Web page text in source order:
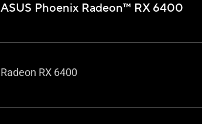
ASUS Phoenix Radeon™ RX 6400
Radeon RX 6400